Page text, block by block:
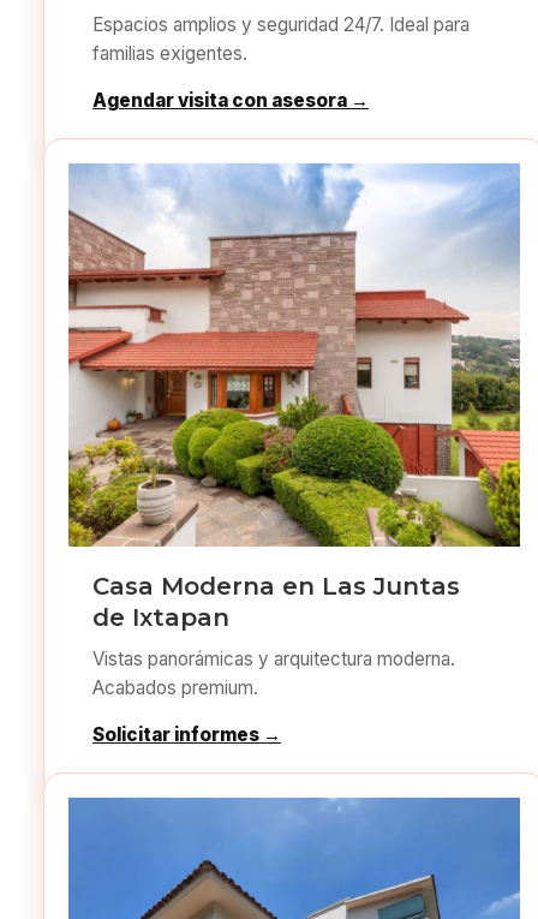
Espacios amplios y seguridad 24/7. Ideal para
familias exigentes.
Agendar visita con asesora →
Casa Moderna en Las Juntas
de Ixtapan
Vistas panorámicas y arquitectura moderna.
Acabados premium.
Solicitar informes →